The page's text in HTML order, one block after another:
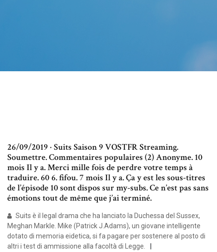
26/09/2019 · Suits Saison 9 VOSTFR Streaming.
Soumettre. Commentaires populaires (2) Anonyme. 10
mois Il y a. Merci mille fois de perdre votre temps à
traduire. 60 6. fifou. 7 mois Il y a. Ça y est les sous-titres
de l’épisode 10 sont dispos sur my-subs. Ce n’est pas sans
émotions tout de même que j’ai terminé.
Suits è il legal drama che ha lanciato la Duchessa del Sussex,
Meghan Markle. Mike (Patrick J.Adams), un giovane intelligente
dotato di memoria eidetica, si fa pagare per sostenere al posto di
altri i test di ammissione alla facoltà di Legge.